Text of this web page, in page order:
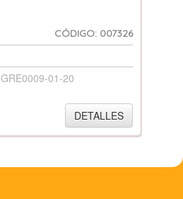
CÓDIGO: 007326
01-20
DETALLES